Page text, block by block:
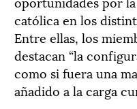
católica en los
Entre ellas, los
destacan “la
como si fuera una
añadido a la carga